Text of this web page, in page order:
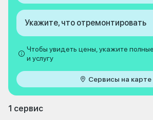
Укажите, что отремонтировать
Чтобы увидеть цены, укажите
и услугу
Сервисы на карте
1 сервис